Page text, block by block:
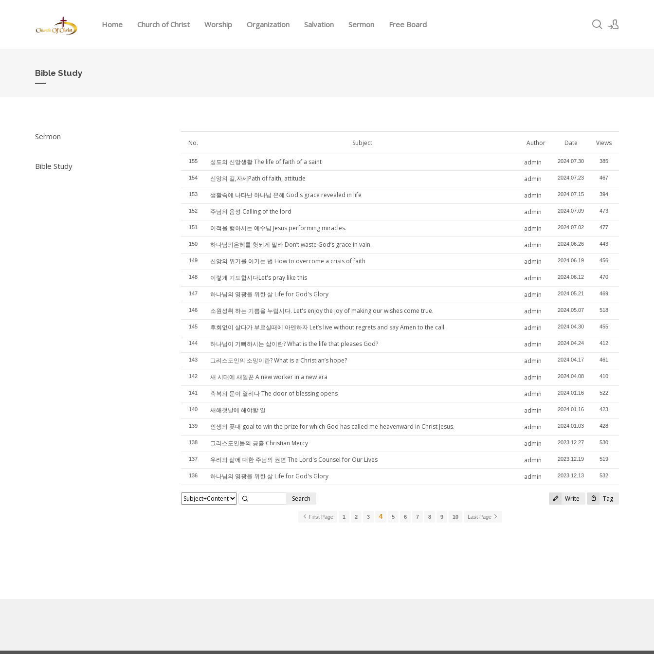
Home Church of Christ Worship Organization Salvation Sermon Free Board
Bible Study
Sermon
Bible Study
No. Subject Author Date Views
155 성도의 신앙생활 The life of faith of a saint admin 2024.07.30 385
154 신앙의 길,자세Path of faith, attitude admin 2024.07.23 467
153 생활속에 나타난 하나님 은혜 God's grace revealed in life admin 2024.07.15 394
152 주님의 음성 Calling of the lord admin 2024.07.09 473
151 이적을 행하시는 예수님 Jesus performing miracles. admin 2024.07.02 477
150 하나님의은혜를 헛되게 말라 Don’t waste God’s grace in vain. admin 2024.06.26 443
149 신앙의 위기를 이기는 법 How to overcome a crisis of faith admin 2024.06.19 456
148 이렇게 기도합시다Let's pray like this admin 2024.06.12 470
147 하나님의 영광을 위한 삶 Life for God's Glory admin 2024.05.21 469
146 소원성취 하는 기쁨을 누립시다. Let's enjoy the joy of making our wishes come true. admin 2024.05.07 518
145 후회없이 살다가 부르실때에 아멘하자 Let’s live without regrets and say Amen to the call. admin 2024.04.30 455
144 하나님이 기뻐하시는 삶이란? What is the life that pleases God? admin 2024.04.24 412
143 그리스도인의 소망이란? What is a Christian’s hope? admin 2024.04.17 461
142 새 시대에 새일꾼 A new worker in a new era admin 2024.04.08 410
141 축복의 문이 열리다 The door of blessing opens admin 2024.01.16 522
140 새해첫날에 해야할 일 admin 2024.01.16 423
139 인생의 푯대 goal to win the prize for which God has called me heavenward in Christ Jesus. admin 2024.01.03 428
138 그리스도인들의 긍휼 Christian Mercy admin 2023.12.27 530
137 우리의 삶에 대한 주님의 권면 The Lord's Counsel for Our Lives admin 2023.12.19 519
136 하나님의 영광을 위한 삶 Life for God's Glory admin 2023.12.13 532
Write Tag
Search
First Page 1 2 3 4 5 6 7 8 9 10 Last Page